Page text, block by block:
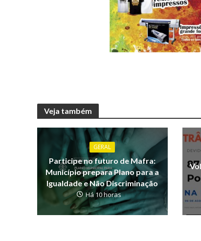
Veja também
GERAL
Participe no futuro de Mafra:
Município prepara Plano para a
Igualdade e Não Discriminação
Há 10 horas